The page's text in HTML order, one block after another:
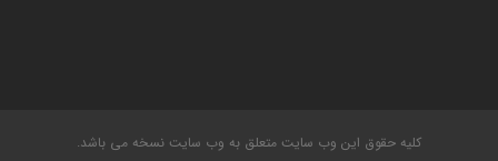
کلیه حقوق این وب سایت متعلق به وب سایت نسخه می باشد.